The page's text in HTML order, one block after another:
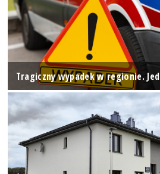
Tragiczny wypadek w regionie.